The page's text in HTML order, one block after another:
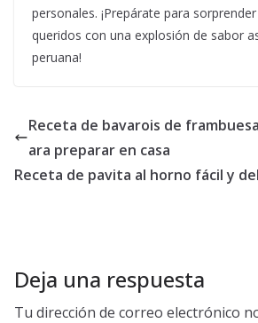
personales. ¡Prepárate para
queridos con una explosión de sabor
peruana!
Receta de bavarois de
ara preparar en casa
Receta de pavita al horno fácil y
Deja una respuesta
Tu dirección de correo electrónico